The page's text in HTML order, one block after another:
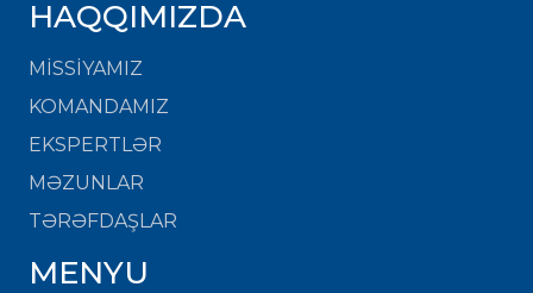
HAQQIMIZDA
MISSIYAMIZ
KOMANDAMIZ
EKSPERTLƏR
MƏZUNLAR
TƏRƏFDAŞLAR
MENYU